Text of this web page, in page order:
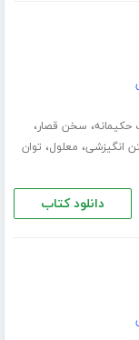
حکیمانه، سخن قصار،
انگیزشی، معلول، توان
دانلود کتاب